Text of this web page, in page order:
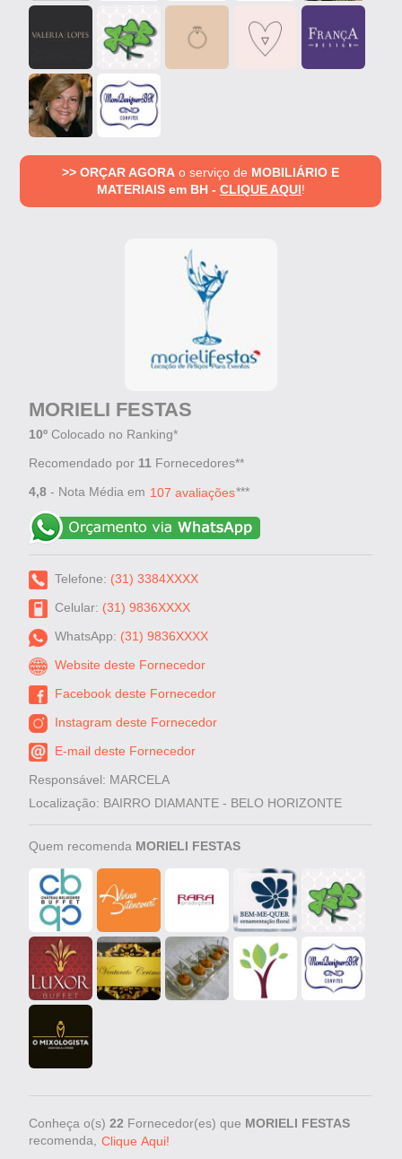
>> ORÇAR AGORA o serviço de MOBILIÁRIO E
MATERIAIS em BH - CLIQUE AQUI!
MORIELI FESTAS
10º Colocado no Ranking*
Recomendado por 11 Fornecedores**
4,8 - Nota Média em 107 avaliações***
Telefone: (31) 3384XXXX
Celular: (31) 9836XXXX
WhatsApp: (31) 9836XXXX
Website deste Fornecedor
Facebook deste Fornecedor
Instagram deste Fornecedor
E-mail deste Fornecedor
Responsável: MARCELA
Localização: BAIRRO DIAMANTE - BELO HORIZONTE
Quem recomenda MORIELI FESTAS
Conheça o(s)22 Fornecedor(es) que MORIELI FESTAS
recomenda, Clique Aqui!